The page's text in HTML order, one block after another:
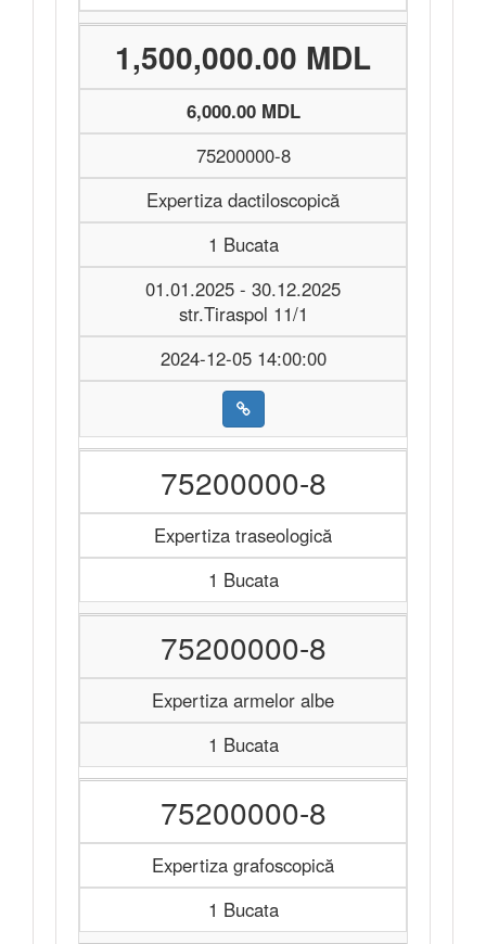
1,500,000.00 MDL
6,000.00 MDL
75200000-8
Expertiza dactiloscopică
1 Bucata
01.01.2025 - 30.12.2025
str.Tiraspol 11/1
2024-12-05 14:00:00
75200000-8
Expertiza traseologică
1 Bucata
75200000-8
Expertiza armelor albe
1 Bucata
75200000-8
Expertiza grafoscopică
1 Bucata